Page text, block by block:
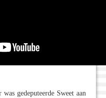
gedeputeerde Sweet aan